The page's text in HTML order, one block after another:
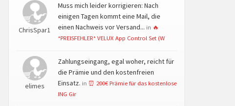
ChrisSpar1
Muss mich leider korrigieren: Nach
einigen Tagen kommt eine Mail, die
einen Nachweis vor Versand... in 🔥
*PREISFEHLER* VELUX App Control Set (W
elimes
Zahlungseingang, egal woher, reicht für
die Prämie und den kostenfreien
Einsatz. in ⏰ 200€ Prämie für das kostenlose
ING Gir